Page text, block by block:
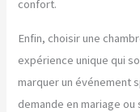
confort.
Enfin, choisir une
expérience unique qui
marquer un événement
demande en mariage